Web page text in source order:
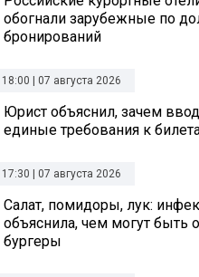
обогнали зарубежные по
бронирований
18:00 | 07 августа 2026
Юрист объяснил, зачем
единые требования к
17:30 | 07 августа 2026
Салат, помидоры, лук:
объяснила, чем могут быть
бургеры